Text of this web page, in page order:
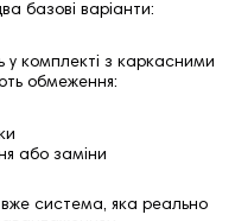
базові варіанти:
у комплекті з каркасними
обмеження:
або заміни
вже система, яка реально